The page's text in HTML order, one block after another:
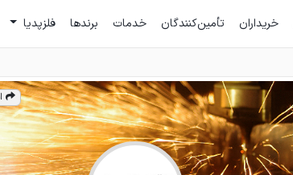
خریداران تأمین‌کنندگان خدمات برندها فلزپدیا